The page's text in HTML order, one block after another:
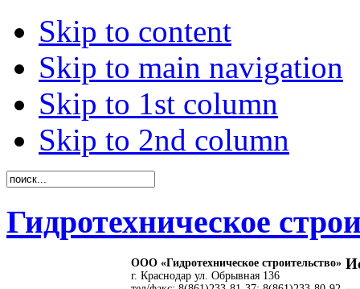
Skip to content
Skip to main navigation
Skip to 1st column
Skip to 2nd column
Гидротехническое
ООО «Гидротехническое строительство»
г. Краснодар ул. Обрывная 136